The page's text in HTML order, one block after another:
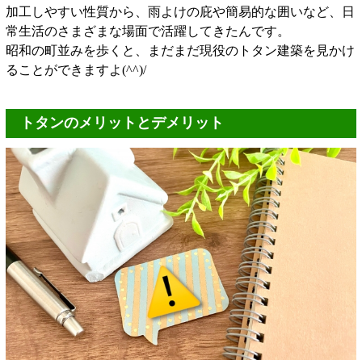
加工しやすい性質から、雨よけの庇や簡易的な囲いなど、日
常生活のさまざまな場面で活躍してきたんです。
昭和の町並みを歩くと、まだまだ現役のトタン建築を見かけ
ることができますよ(^^)/
トタンのメリットとデメリット